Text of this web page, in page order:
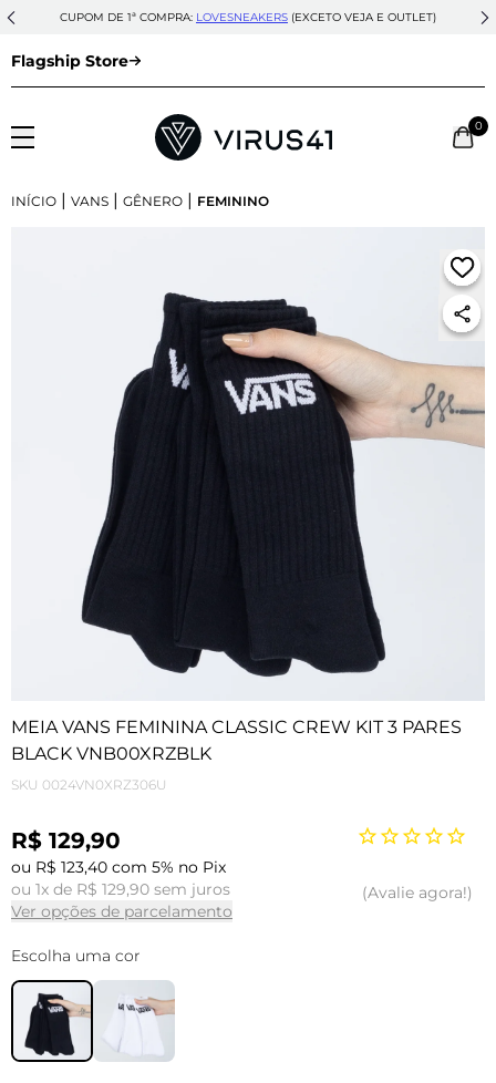
CUPOM DE 1ª COMPRA: LOVESNEAKERS (EXCETO VEJA E OUTLET)
Flagship Store
0
INÍCIO | VANS | GÊNERO | FEMININO
MEIA VANS FEMININA CLASSIC CREW KIT 3 PARES
BLACK VNB00XRZBLK
SKU 0024VN0XRZ306U
R$ 129,90
ou R$ 123,40 com 5% no Pix
ou 1x de R$ 129,90 sem juros
Ver opções de parcelamento
Avalie agora!
Escolha uma cor